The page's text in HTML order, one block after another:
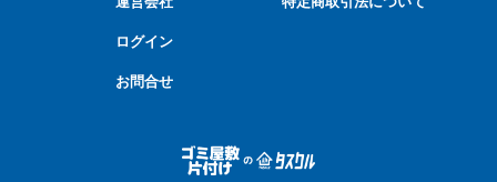
ログイン
お問合せ